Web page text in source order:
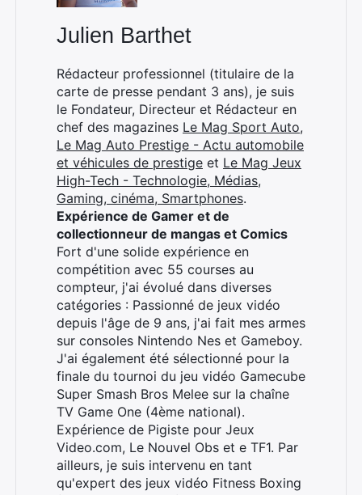
Julien Barthet
Rédacteur professionnel (titulaire de la
carte de presse pendant 3 ans), je suis
le Fondateur, Directeur et Rédacteur en
chef des magazines Le Mag Sport Auto,
Le Mag Auto Prestige - Actu automobile
et véhicules de prestige et Le Mag Jeux
High-Tech - Technologie, Médias,
Gaming, cinéma, Smartphones.
Expérience de Gamer et de
collectionneur de mangas et Comics
Fort d'une solide expérience en
compétition avec 55 courses au
compteur, j'ai évolué dans diverses
catégories : Passionné de jeux vidéo
depuis l'âge de 9 ans, j'ai fait mes armes
sur consoles Nintendo Nes et Gameboy.
J'ai également été sélectionné pour la
finale du tournoi du jeu vidéo Gamecube
Super Smash Bros Melee sur la chaîne
TV Game One (4ème national).
Expérience de Pigiste pour Jeux
Video.com, Le Nouvel Obs et e TF1. Par
ailleurs, je suis intervenu en tant
qu'expert des jeux vidéo Fitness Boxing